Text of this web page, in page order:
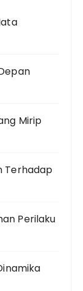
Mirip
Terhadap
Perilaku